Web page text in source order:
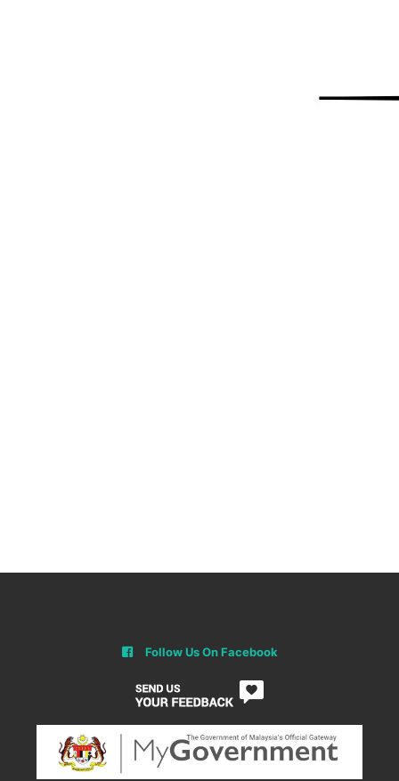
Follow Us On Facebook